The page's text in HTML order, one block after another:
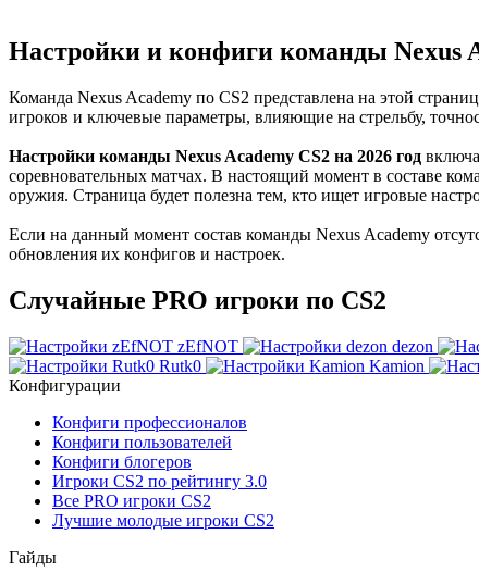
Настройки и конфиги команды Nexus
Команда Nexus Academy по CS2 представлена на этой
игроков и ключевые параметры, влияющие на стрельбу,
Настройки команды Nexus Academy CS2 на 2026 год
соревновательных матчах. В настоящий момент в составе
оружия. Страница будет полезна тем, кто ищет игровые
Если на данный момент состав команды Nexus Academy
обновления их конфигов и настроек.
Случайные PRO игроки по CS2
zEfNOT dezon
Rutk0
Kamion
Конфигурации
Конфиги профессионалов
Конфиги пользователей
Конфиги блогеров
Игроки CS2 по рейтингу 3.0
Все PRO игроки CS2
Лучшие молодые игроки CS2
Гайды